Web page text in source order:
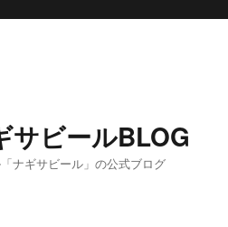
サビールBLOG
ナギサビール」の公式ブログ